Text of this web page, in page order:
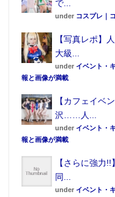
■期間：2015年3月16
※「特製マウスパッ
なります。
※電話やご来店（テ
これ特典“マウスパッ
※お好きなMサイズピ
ド」1枚をプレゼント。
※「特製マウスパッ
で...
under コスプレ｜
【写真レポ】
大級...
under イベント・
報と画像が満載
【カフェイベ
沢……人...
under イベント・
報と画像が満載
【さらに強力
同...
under イベント・